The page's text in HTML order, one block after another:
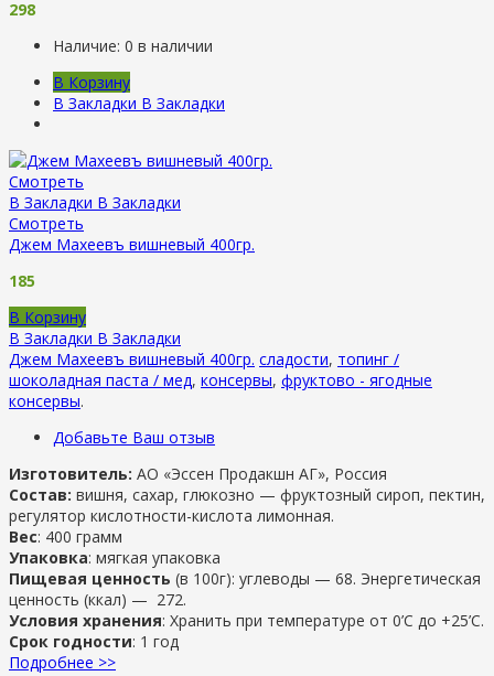
298
Наличие: 0 в наличии
В Корзину
В Закладки В Закладки
Смотреть
В Закладки В Закладки
Смотреть
Джем Махеевъ вишневый 400гр.
185
В Корзину
В Закладки В Закладки
Джем Махеевъ вишневый 400гр. сладости, топинг /
шоколадная паста / мед, консервы, фруктово - ягодные
консервы.
Добавьте Ваш отзыв
Изготовитель: АО «Эссен Продакшн АГ», Россия
Состав: вишня, сахар, глюкозно — фруктозный сироп, пектин,
регулятор кислотности-кислота лимонная.
Вес: 400 грамм
Упаковка: мягкая упаковка
Пищевая ценность (в 100г): углеводы — 68. Энергетическая
ценность (ккал) — 272.
Условия хранения: Хранить при температуре от 0’C до +25’C.
Срок годности: 1 год
Подробнее >>